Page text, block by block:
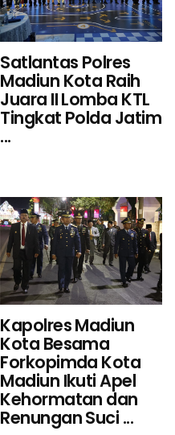
Satlantas Polres
Madiun Kota Raih
Juara II Lomba KTL
Tingkat Polda Jatim
...
Kapolres Madiun
Kota Besama
Forkopimda Kota
Madiun Ikuti Apel
Kehormatan dan
Renungan Suci ...